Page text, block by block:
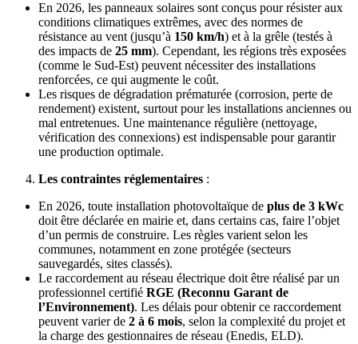
En 2026, les panneaux solaires sont conçus pour résister aux
conditions climatiques extrêmes, avec des normes de
résistance au vent (jusqu’à 150 km/h) et à la grêle (testés à
des impacts de 25 mm). Cependant, les régions très exposées
(comme le Sud-Est) peuvent nécessiter des installations
renforcées, ce qui augmente le coût.
Les risques de dégradation prématurée (corrosion, perte de
rendement) existent, surtout pour les installations anciennes ou
mal entretenues. Une maintenance régulière (nettoyage,
vérification des connexions) est indispensable pour garantir
une production optimale.
Les contraintes réglementaires :
En 2026, toute installation photovoltaïque de plus de 3 kWc
doit être déclarée en mairie et, dans certains cas, faire l’objet
d’un permis de construire. Les règles varient selon les
communes, notamment en zone protégée (secteurs
sauvegardés, sites classés).
Le raccordement au réseau électrique doit être réalisé par un
professionnel certifié RGE (Reconnu Garant de
l’Environnement). Les délais pour obtenir ce raccordement
peuvent varier de 2 à 6 mois, selon la complexité du projet et
la charge des gestionnaires de réseau (Enedis, ELD).